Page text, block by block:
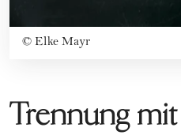
© Elke Mayr
Trennung